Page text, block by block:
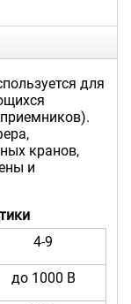
для
кранов,
и
4-9
до 1000 В